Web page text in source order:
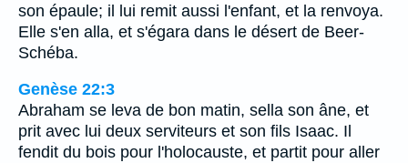
son épaule; il lui remit aussi l'enfant, et la renvoya.
Elle s'en alla, et s'égara dans le désert de Beer-
Schéba.
Genèse 22:3
Abraham se leva de bon matin, sella son âne, et
prit avec lui deux serviteurs et son fils Isaac. Il
fendit du bois pour l'holocauste, et partit pour aller